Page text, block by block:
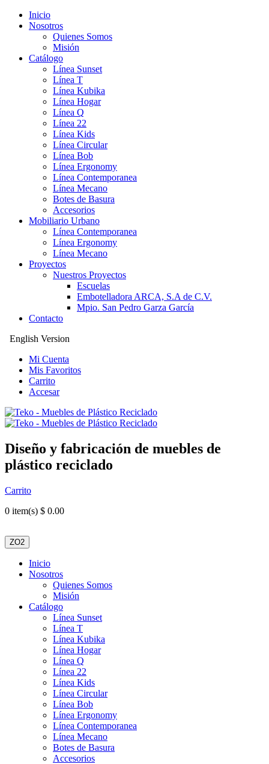
Inicio
Nosotros
Quienes Somos
Misión
Catálogo
Línea Sunset
Línea T
Línea Kubika
Línea Hogar
Línea Q
Línea 22
Línea Kids
Línea Circular
Línea Bob
Línea Ergonomy
Línea Contemporanea
Línea Mecano
Botes de Basura
Accesorios
Mobiliario Urbano
Línea Contemporanea
Línea Ergonomy
Línea Mecano
Proyectos
Nuestros Proyectos
Escuelas
Embotelladora ARCA, S.A de C.V.
Mpio. San Pedro Garza García
Contacto
English Version
Mi Cuenta
Mis Favoritos
Carrito
Accesar
Diseño y fabricación de muebles de
plástico reciclado
Carrito
0 item(s) $ 0.00
ZO2
Inicio
Nosotros
Quienes Somos
Misión
Catálogo
Línea Sunset
Línea T
Línea Kubika
Línea Hogar
Línea Q
Línea 22
Línea Kids
Línea Circular
Línea Bob
Línea Ergonomy
Línea Contemporanea
Línea Mecano
Botes de Basura
Accesorios